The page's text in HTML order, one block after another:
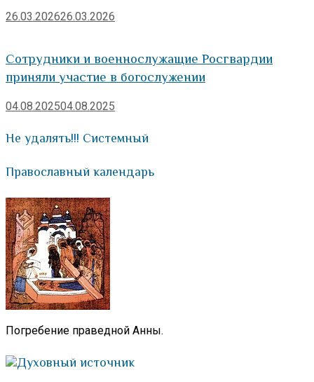
26.03.202626.03.2026
Сотрудники и военнослужащие Росгвардии
приняли участие в богослужении
04.08.202504.08.2025
Не удалять!!! Системный
Православный календарь
Погребение праведной Анны.
Духовный источник